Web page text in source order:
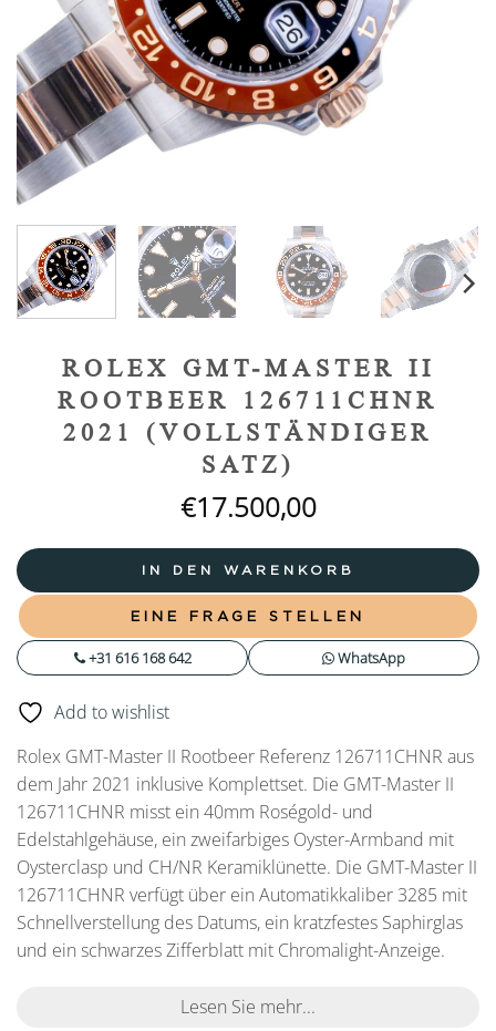
ROLEX GMT-MASTER II
ROOTBEER 126711CHNR
2021 (VOLLSTÄNDIGER
SATZ)
€17.500,00
IN DEN WARENKORB
EINE FRAGE STELLEN
+31 616 168 642 WhatsApp
Add to wishlist
Rolex GMT-Master II Rootbeer Referenz 126711CHNR aus
dem Jahr 2021 inklusive Komplettset. Die GMT-Master II
126711CHNR misst ein 40mm Roségold- und
Edelstahlgehäuse, ein zweifarbiges Oyster-Armband mit
Oysterclasp und CH/NR Keramiklünette. Die GMT-Master II
126711CHNR verfügt über ein Automatikkaliber 3285 mit
Schnellverstellung des Datums, ein kratzfestes Saphirglas
und ein schwarzes Zifferblatt mit Chromalight-Anzeige.
Lesen Sie mehr...